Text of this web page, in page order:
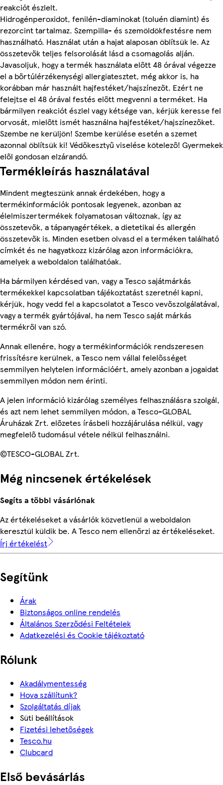
reakciót észlelt.
Hidrogénperoxidot, fenilén-diaminokat (toluén diamint) és
rezorcint tartalmaz. Szempilla- és szemöldökfestésre nem
használható. Használat után a hajat alaposan öblítsük le. Az
összetevők teljes felsorolását lásd a csomagolás alján.
Javasoljuk, hogy a termék használata előtt 48 órával végezze
el a bőrtúlérzékenységi allergiatesztet, még akkor is, ha
korábban már használt hajfestéket/hajszínezőt. Ezért ne
felejtse el 48 órával festés előtt megvenni a terméket. Ha
bármilyen reakciót észlel vagy kétsége van, kérjük keresse fel
orvosát, mielőtt ismét használna hajfestéket/hajszínezőket.
Szembe ne kerüljön! Szembe kerülése esetén a szemet
azonnal öblítsük ki! Védőkesztyű viselése kötelező! Gyermekek
elől gondosan elzárandó.
Termékleírás használatával
Mindent megteszünk annak érdekében, hogy a
termékinformációk pontosak legyenek, azonban az
élelmiszertermékek folyamatosan változnak, így az
összetevők, a tápanyagértékek, a dietetikai és allergén
összetevők is. Minden esetben olvasd el a terméken található
címkét és ne hagyatkozz kizárólag azon információkra,
amelyek a weboldalon találhatóak.
Ha bármilyen kérdésed van, vagy a Tesco sajátmárkás
termékekkel kapcsolatban tájékoztatást szeretnél kapni,
kérjük, hogy vedd fel a kapcsolatot a Tesco vevőszolgálatával,
vagy a termék gyártójával, ha nem Tesco saját márkás
termékről van szó.
Annak ellenére, hogy a termékinformációk rendszeresen
frissítésre kerülnek, a Tesco nem vállal felelősséget
semmilyen helytelen információért, amely azonban a jogaidat
semmilyen módon nem érinti.
A jelen információ kizárólag személyes felhasználásra szolgál,
és azt nem lehet semmilyen módon, a Tesco-GLOBAL
Áruházak Zrt. előzetes írásbeli hozzájárulása nélkül, vagy
megfelelő tudomásul vétele nélkül felhasználni.
©TESCO-GLOBAL Zrt.
Még nincsenek értékelések
Segíts a többi vásárlónak
Az értékeléseket a vásárlók közvetlenül a weboldalon
keresztül küldik be. A Tesco nem ellenőrzi az értékeléseket.
Írj értékelést
Segítünk
Árak
Biztonságos online rendelés
Általános Szerződési Feltételek
Adatkezelési és Cookie tájékoztató
Rólunk
Akadálymentesség
Hova szállítunk?
Szolgáltatás díjak
Süti beállítások
Fizetési lehetőségek
Tesco.hu
Clubcard
Első bevásárlás